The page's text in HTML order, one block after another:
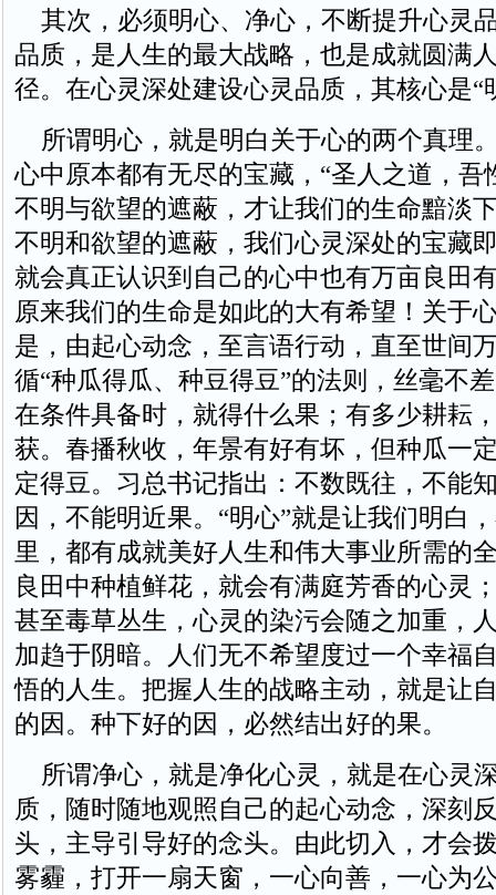
其次，必须明心、净心，不断提升心灵
品质，是人生的最大战略，也是成就圆满
径。在心灵深处建设心灵品质，其核心是“
所谓明心，就是明白关于心的两个真理
心中原本都有无尽的宝藏，“圣人之道，吾
不明与欲望的遮蔽，才让我们的生命黯淡
不明和欲望的遮蔽，我们心灵深处的宝藏
就会真正认识到自己的心中也有万亩良田
原来我们的生命是如此的大有希望！关于
是，由起心动念，至言语行动，直至世间
循“种瓜得瓜、种豆得豆”的法则，丝毫不
在条件具备时，就得什么果；有多少耕耘
获。春播秋收，年景有好有坏，但种瓜一
定得豆。习总书记指出：不数既往，不能
因，不能明近果。“明心”就是让我们明白
里，都有成就美好人生和伟大事业所需的
良田中种植鲜花，就会有满庭芳香的心灵
甚至毒草丛生，心灵的染污会随之加重，
加趋于阴暗。人们无不希望度过一个幸福
悟的人生。把握人生的战略主动，就是让
的因。种下好的因，必然结出好的果。
所谓净心，就是净化心灵，就是在心灵
质，随时随地观照自己的起心动念，深刻
头，主导引导好的念头。由此切入，才会
雾霾，打开一扇天窗，一心向善，一心为